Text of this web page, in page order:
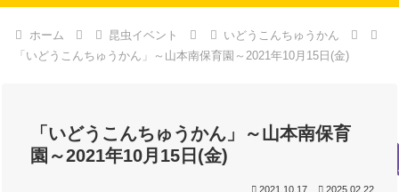
ホーム 昆虫イベント
いどうこんちゅうかん
「いどうこんちゅうかん」～山本南保育園～2021年10月15日(金)
「いどうこんちゅうかん」～山本南保育
園～2021年10月15日(金)
2021.10.17 2025.02.22